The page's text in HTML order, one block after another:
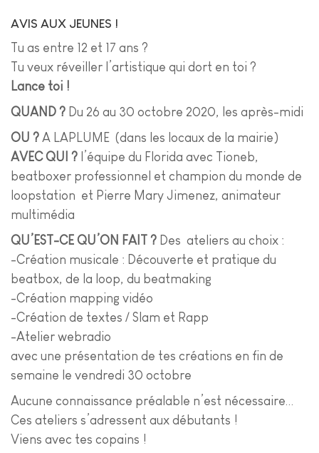
AVIS AUX JEUNES !
Tu as entre 12 et 17 ans ?
Tu veux réveiller l’artistique qui dort en toi ?
Lance toi !
QUAND ? Du 26 au 30 octobre 2020, les après-midi
OU ? A LAPLUME (dans les locaux de la mairie)
AVEC QUI ? l’équipe du Florida avec Tioneb,
beatboxer professionnel et champion du monde de
loopstation et Pierre Mary Jimenez, animateur
multimédia
QU’EST-CE QU’ON FAIT ? Des ateliers au choix :
-Création musicale : Découverte et pratique du
beatbox, de la loop, du beatmaking
-Création mapping vidéo
-Création de textes / Slam et Rapp
-Atelier webradio
avec une présentation de tes créations en fin de
semaine le vendredi 30 octobre
Aucune connaissance préalable n’est nécessaire…
Ces ateliers s’adressent aux débutants !
Viens avec tes copains !